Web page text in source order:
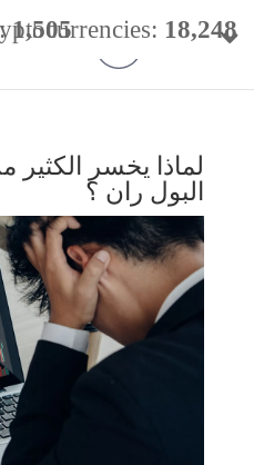
لماذا يخسر
البول ران ؟
18,248
1,505
Vol:$ 54.40 B